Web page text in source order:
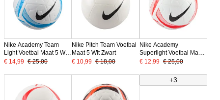
Nike Academy Team
Light Voetbal Maat 5 Wit
Blauw Zwart
€ 14,99 € 25,00
Nike Pitch Team Voetbal
Maat 5 Wit Zwart
€ 10,99 € 18,00
Nike Academy
Superlight Voetbal Maat
4 Wit Fel Rood Zwart
€ 12,99 € 25,00
+3